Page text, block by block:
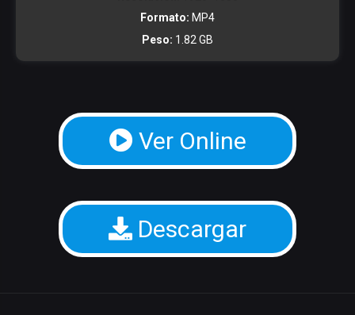
Formato: MP4
Peso: 1.82 GB
Ver Online
Descargar